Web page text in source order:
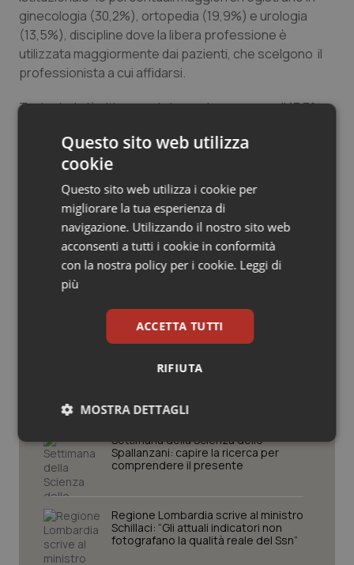
Salute orale & impianti
Sangue & coagulazione
Tiroide
Tumore al seno
Tumore ovarico
Tumori del Polmone & Testa Collo
Tumori gastrointestinali
Ulcera & Reflusso
ginecologia (30,2%), ortopedia (19,9%) e urologia
(13,5%), discipline dove la libera professione è
utilizzata maggiormente dai pazienti, che scelgono il
professionista a cui affidarsi.
Tra i valori più alti segue la lungodegenza con il 17,3% e
21 Aprile 2015
© Riproduzione riservata
Potrebbe interessarti in
Settimana della Scienza dello
Spallanzani: capire la ricerca per
comprendere il presente
Regione Lombardia scrive al ministro
Schillaci: “Gli attuali indicatori non
fotografano la qualità reale del Ssn”
Questo sito web utilizza
cookie
Questo sito web utilizza i cookie per
migliorare la tua esperienza di
navigazione. Utilizzando il nostro sito web
acconsenti a tutti i cookie in conformità
con la nostra policy per i cookie. Leggi di
più
ACCETTA TUTTI
RIFIUTA
MOSTRA DETTAGLI
Necessari Statistici Marketing